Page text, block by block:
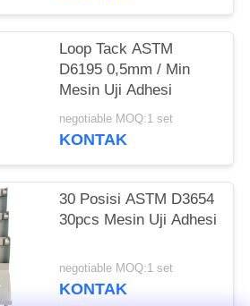
Loop Tack ASTM
D6195 0,5mm / Min
Mesin Uji Adhesi
negotiable MOQ:1 set
KONTAK
30 Posisi ASTM D3654
30pcs Mesin Uji Adhesi
negotiable MOQ:1 set
KONTAK